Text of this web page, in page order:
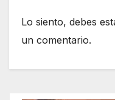
Lo siento, debes
un comentario.